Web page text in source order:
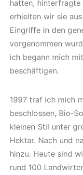
hatten, hinterfragte
erhielten wir sie
Eingriffe in den
vorgenommen
ich begann mich
beschäftigen.
1997 traf ich mich
beschlossen, Bio-
kleinen Stil unter
Hektar. Nach und
hinzu. Heute sind
rund 100